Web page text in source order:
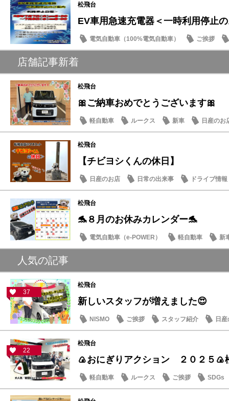
松飛台
EV車用急速充電器＜一時利用停止
電気自動車（100%電気自動車） ご挨拶
店舗記事新着
松飛台
🎀ご納車おめでとうございます🎀
軽自動車 ルークス 新車 日産のお
松飛台
【チビヨシくんの休日】
日産のお店 日常の出来事 ドライブ情報
松飛台
🐬８月のお休みカレンダー🐬
電気自動車（e-POWER） 軽自動車
新
日産のお店
人気の記事
37
松飛台
新しいスタッフが増えました😍
NISMO ご挨拶 スタッフ紹介 日
22
松飛台
🍙おにぎりアクション ２０２５🍙
軽自動車 ルークス ご挨拶 SDGs